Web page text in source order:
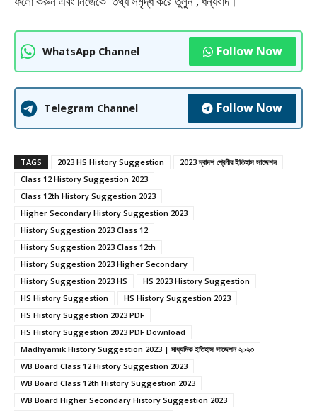
WhatsApp Channel Follow Now
Telegram Channel Follow Now
TAGS 2023 HS History Suggestion
2023 দ্বাদশ শ্রেণীর ইতিহাস সাজেশন
Class 12 History Suggestion 2023
Class 12th History Suggestion 2023
Higher Secondary History Suggestion 2023
History Suggestion 2023 Class 12
History Suggestion 2023 Class 12th
History Suggestion 2023 Higher Secondary
History Suggestion 2023 HS
HS 2023 History Suggestion
HS History Suggestion
HS History Suggestion 2023
HS History Suggestion 2023 PDF
HS History Suggestion 2023 PDF Download
Madhyamik History Suggestion 2023 | মাধ্যমিক ইতিহাস সাজেশন ২০২৩
WB Board Class 12 History Suggestion 2023
WB Board Class 12th History Suggestion 2023
WB Board Higher Secondary History Suggestion 2023